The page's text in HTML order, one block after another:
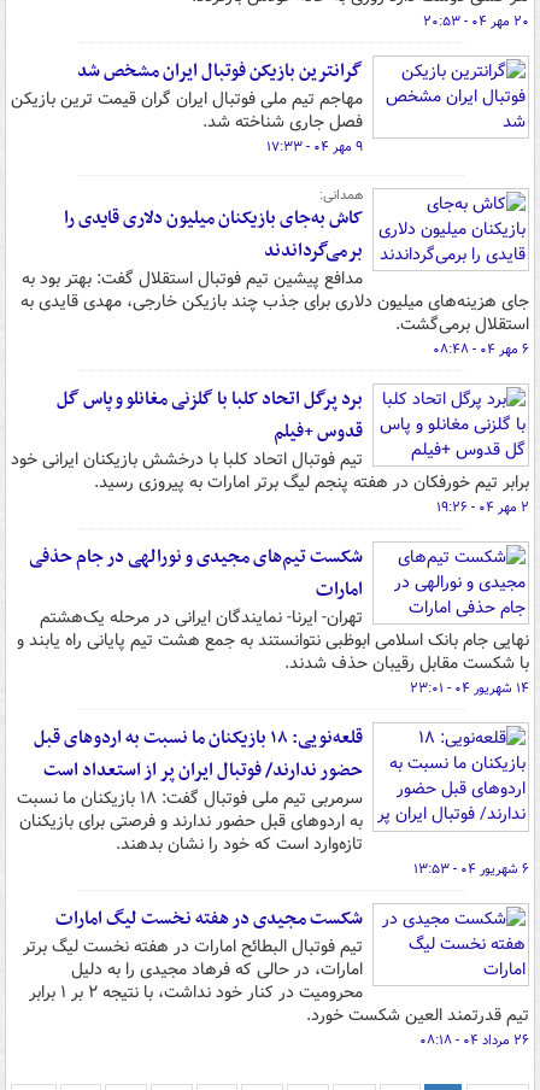
۲۰ مهر ۰۴ - ۲۰:۵۳
گرانترین بازیکن فوتبال ایران مشخص شد
مهاجم تیم ملی فوتبال ایران گران قیمت ترین بازیکن
فصل جاری شناخته شد.
۹ مهر ۰۴ - ۱۷:۳۳
همدانی:
کاش به‌جای بازیکنان میلیون دلاری قایدی را
برمی‌گرداندند
مدافع پیشین تیم فوتبال استقلال گفت: بهتر بود به
جای هزینه‌های میلیون دلاری برای جذب چند بازیکن خارجی، مهدی قایدی به
استقلال برمی‌گشت.
۶ مهر ۰۴ - ۰۸:۴۸
برد پرگل اتحاد کلبا با گلزنی مغانلو و پاس گل
قدوس +فیلم
تیم فوتبال اتحاد کلبا با درخشش بازیکنان ایرانی خود
برابر تیم خورفکان در هفته پنجم لیگ برتر امارات به پیروزی رسید.
۲ مهر ۰۴ - ۱۹:۲۶
شکست تیم‌های مجیدی و نورالهی در جام حذفی
امارات
تهران- ایرنا- نمایندگان ایرانی در مرحله یک‌هشتم
نهایی جام بانک اسلامی ابوظبی نتوانستند به جمع هشت تیم پایانی راه یابند و
با شکست مقابل رقیبان حذف شدند.
۱۴ شهریور ۰۴ - ۲۳:۰۱
قلعه‌نویی: ۱۸ بازیکنان ما نسبت به اردوهای قبل
حضور ندارند/ فوتبال ایران پر از استعداد است
سرمربی تیم ملی فوتبال گفت: ۱۸ بازیکنان ما نسبت
به اردوهای قبل حضور ندارند و فرصتی برای بازیکنان
تازه‌وارد است که خود را نشان بدهند.
۶ شهریور ۰۴ - ۱۳:۵۳
شکست مجیدی در هفته نخست لیگ امارات
تیم فوتبال البطائح امارات در هفته نخست لیگ برتر
امارات، در حالی که فرهاد مجیدی را به دلیل
محرومیت در کنار خود نداشت، با نتیجه ۲ بر ۱ برابر
تیم قدرتمند العین شکست خورد.
۲۶ مرداد ۰۴ - ۰۸:۱۸